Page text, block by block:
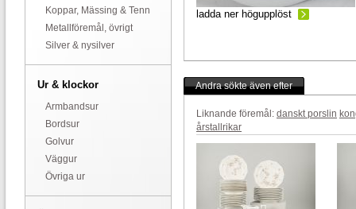
Koppar, Mässing & Tenn
Metallföremål, övrigt
Silver & nysilver
Ur & klockor
Armbandsur
Bordsur
Golvur
Väggur
Övriga ur
ladda ner högupplöst
Andra sökte även efter
Liknande föremål: danskt porslin
årstallrikar